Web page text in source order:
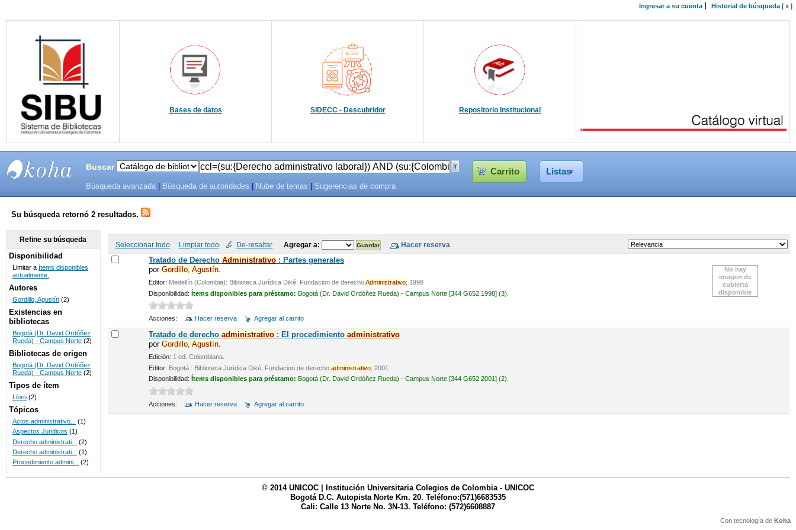
Ingresar a su cuenta Historial de búsqueda[ x ]
Bases de datos SIDECC - Descubridor Repositorio Institucional
SISTEMAS
DE
BIBLIOTECAS
UNICOC
Buscar Carrito Listas
Búsqueda avanzada Búsqueda de autoridades Nube de temas Sugerencias de compra
Su búsqueda retornó 2 resultados.
Seleccionar todo Limpiar todo De-resaltar Agregar a:
Tratado de Derecho Administrativo: Partes generales
por Gordillo, Agustín.
Editor: Medellín (Colombia): Biblioteca Jurídica Diké; Fundacion de derechoAdministrativo; 1998
Disponibilidad: Ítems disponibles para préstamo: Bogotá (Dr. David Ordóñez Rueda) - Campus Norte [344 G652 1998] (3).
Acciones: Hacer reserva Agregar al carrito
No hay
imagen de
cubierta
disponible
Tratado de derecho administrativo: El procedimiento administrativo
por Gordillo, Agustín.
Edición: 1 ed. Colombiana.
Editor: Bogotá : Biblioteca Jurídica Diké; Fundacion de derecho administrativo; 2001
Disponibilidad: Ítems disponibles para préstamo: Bogotá (Dr. David Ordóñez Rueda) - Campus Norte [344 G652 2001] (2).
Acciones: Hacer reserva Agregar al carrito
Refine su búsqueda
Disponibilidad
Limitar a ítems disponibles
actualmente.
Autores
Gordillo, Agustín (2)
Existencias en
bibliotecas
Bogotá (Dr. David Ordóñez
Rueda) - Campus Norte (2)
Bibliotecas de origen
Bogotá (Dr. David Ordóñez
Rueda) - Campus Norte (2)
Tipos de ítem
Libro (2)
Tópicos
Actos administrativo...
(1)
Aspectos Juridicos (1)
Derecho administrati...
(2)
Derecho administrati...
(1)
Procedimiento admini...
(2)
© 2014 UNICOC | Institución Universitaria Colegios de Colombia - UNICOC
Bogotá D.C. Autopista Norte Km. 20. Teléfono:(571)6683535
Cali: Calle 13 Norte No. 3N-13. Teléfono: (572)6608887
Con tecnología de Koha